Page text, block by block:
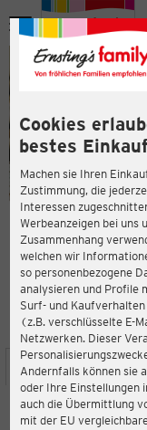
Cookies
bestes
Machen sie Ihren
Zustimmung, die
Interessen
Werbeanzeigen bei uns
Zusammenhang
welchen wir
so personenbezogene
analysieren und Profile
Surf- und
(z.B. verschlüsselte E-
Netzwerken. Dieser
Andernfalls können sie
oder Ihre Einstellungen
auch die Übermittlung
mit der EU
Menü
STANDORT SERVICES